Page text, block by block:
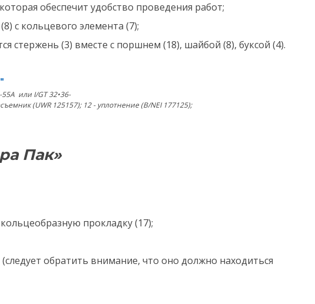
обеспечит удобство проведения работ;
с кольцевого элемента (7);
стержень (3) вместе с поршнем (18), шайбой (8), буксой (4).
55A или I/GT 32•36-
(UWR 125157); 12 - уплотнение (B/NEI 177125);
Пак»
прокладку (17);
обратить внимание, что оно должно находиться